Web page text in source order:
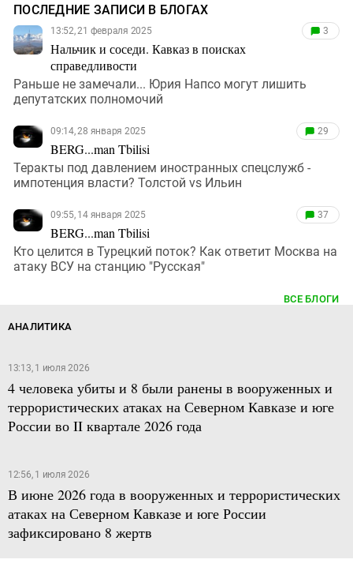
ПОСЛЕДНИЕ ЗАПИСИ В БЛОГАХ
13:52, 21 февраля 2025
Нальчик и соседи. Кавказ в поисках
справедливости
3
Раньше не замечали... Юрия Напсо могут лишить
депутатских полномочий
09:14, 28 января 2025
BERG...man Tbilisi
29
Теракты под давлением иностранных спецслужб -
импотенция власти? Толстой vs Ильин
09:55, 14 января 2025
BERG...man Tbilisi
37
Кто целится в Турецкий поток? Как ответит Москва на
атаку ВСУ на станцию "Русская"
ВСЕ БЛОГИ
АНАЛИТИКА
13:13, 1 июля 2026
4 человека убиты и 8 были ранены в вооруженных и
террористических атаках на Северном Кавказе и юге
России во II квартале 2026 года
12:56, 1 июля 2026
В июне 2026 года в вооруженных и террористических
атаках на Северном Кавказе и юге России
зафиксировано 8 жертв